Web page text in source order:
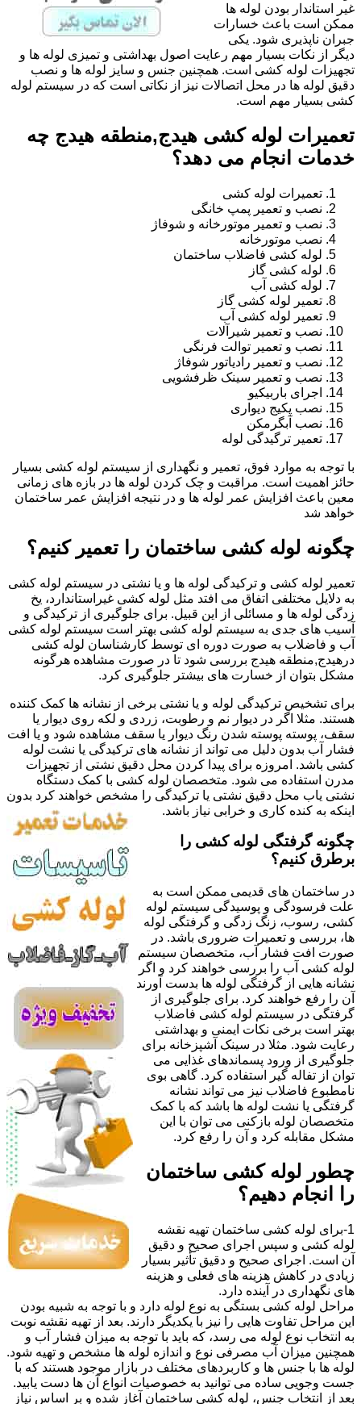
غیر استاندار بودن لوله ها
ممکن است باعث خسارات
جبران ناپذیری شود. یکی
دیگر از نکات بسیار مهم رعایت اصول بهداشتی و تمیزی لوله ها و
تجهیزات لوله کشی است. همچنین جنس و سایز لوله ها و نصب
دقیق لوله ها در محل اتصالات نیز از نکاتی است که در سیستم لوله
کشی بسیار مهم است.
تعمیرات لوله کشی هیدج,منطقه هیدج چه
خدمات انجام می دهد؟
تعمیرات لوله کشی
نصب و تعمیر پمپ خانگی
نصب و تعمیر موتورخانه و شوفاژ
نصب موتورخانه
لوله کشی فاضلاب ساختمان
لوله کشی گاز
لوله کشی آب
تعمیر لوله کشی گاز
تعمیر لوله کشی آب
نصب و تعمیر شیرآلات
نصب و تعمیر توالت فرنگی
نصب و تعمیر رادیاتور شوفاژ
نصب و تعمیر سینک ظرفشویی
اجرای باربیکیو
نصب پکیج دیواری
نصب آبگرمکن
تعمیر ترگیدگی لوله
با توجه به موارد فوق، تعمیر و نگهداری از سیستم لوله کشی بسیار
حائز اهمیت است. مراقبت و چک کردن لوله ها در بازه های زمانی
معین باعث افزایش عمر لوله ها و در نتیجه افزایش عمر ساختمان
خواهد شد
چگونه لوله کشی ساختمان را تعمیر کنیم؟
تعمیر لوله کشی و ترکیدگی لوله ها و یا نشتی در سیستم لوله کشی
به دلایل مختلفی اتفاق می افتد مثل لوله کشی غیراستاندارد، یخ
زدگی لوله ها و مسائلی از این قبیل. برای جلوگیری از ترکیدگی و
آسیب های جدی به سیستم لوله کشی بهتر است سیستم لوله کشی
آب و فاضلاب به صورت دوره ای توسط کارشناسان لوله کشی
درهیدج,منطقه هیدج بررسی شود تا در صورت مشاهده هرگونه
مشکل بتوان از خسارت های بیشتر جلوگیری کرد.
برای تشخیص ترکیدگی لوله و یا نشتی برخی از نشانه ها کمک کننده
هستند. مثلا اگر در دیوار نم و رطوبت، زردی و لکه روی دیوار یا
سقف، پوسته پوسته شدن رنگ دیوار یا سقف مشاهده شود و یا افت
فشار آب بدون دلیل می تواند از نشانه های ترکیدگی یا نشت لوله
کشی باشد. امروزه برای پیدا کردن محل دقیق نشتی از تجهیزات
مدرن استفاده می شود. متخصصان لوله کشی با کمک دستگاه
نشتی یاب محل دقیق نشتی یا ترکیدگی را مشخص خواهند کرد بدون
اینکه به کنده کاری و خرابی نیاز باشد.
چگونه گرفتگی لوله کشی را
برطرق کنیم؟
در ساختمان های قدیمی ممکن است به
علت فرسودگی و پوسیدگی سیستم لوله
کشی، رسوب، زنگ زدگی و گرفتگی لوله
ها، بررسی و تعمیرات ضروری باشد. در
صورت افت فشار آب، متخصصان سیستم
لوله کشی آب را بررسی خواهند کرد و اگر
نشانه هایی از گرفتگی لوله ها بدست آورند
آن را رفع خواهند کرد. برای جلوگیری از
گرفتگی در سیستم لوله کشی فاضلاب
بهتر است برخی نکات ایمنی و بهداشتی
رعایت شود. مثلا در سینک آشپزخانه برای
جلوگیری از ورود پسماندهای غذایی می
توان از تفاله گیر استفاده کرد. گاهی بوی
نامطبوع فاضلاب نیز می تواند نشانه
گرفتگی یا نشت لوله ها باشد که با کمک
متخصصان لوله بازکنی می توان با این
مشکل مقابله کرد و آن را رفع کرد.
چطور لوله کشی ساختمان
را انجام دهیم؟
1-برای لوله کشی ساختمان تهیه نقشه
لوله کشی و سپس اجرای صحیح و دقیق
آن است. اجرای صحیح و دقیق تأثیر بسیار
زیادی در کاهش هزینه های فعلی و هزینه
های نگهداری در آینده دارد.
مراحل لوله کشی بستگی به نوع لوله دارد و با توجه به شبیه بودن
این مراحل تفاوت هایی را نیز با یکدیگر دارند. بعد از تهیه نقشه نوبت
به انتخاب نوع لوله می رسد، که باید با توجه به میزان فشار آب و
همچنین میزان آب مصرفی نوع و اندازه لوله ها مشخص و تهیه شود.
لوله ها با جنس ها و کاربردهای مختلف در بازار موجود هستند که با
جست وجویی ساده می توانید به خصوصیات انواع آن ها دست یابید.
بعد از انتخاب جنس، لوله کشی ساختمان آغاز شده و بر اساس نیاز